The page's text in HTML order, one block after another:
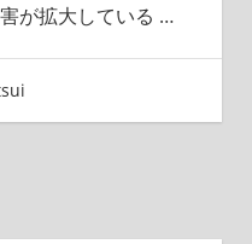
が拡大している …